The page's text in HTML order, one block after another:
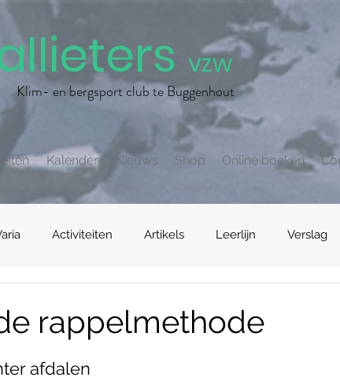
vzw
Klim- en bergsport club te Buggenhout
Kalender Nieuws Shop Online boeken
Activiteiten Artikels Leerlijn Verslag
rappelmethode
afdalen